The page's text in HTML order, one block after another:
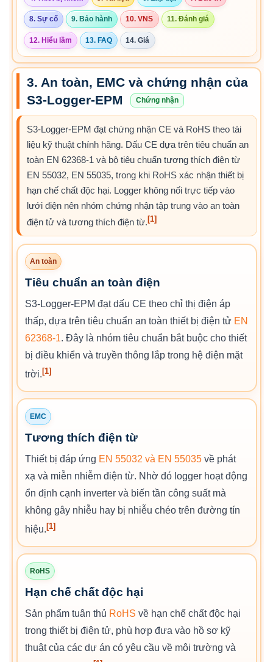
8. Sự cố 9. Bảo hành 10. VNS 11. Đánh giá
12. Hiểu lầm 13. FAQ 14. Giá
3. An toàn, EMC và chứng nhận của
S3-Logger-EPM
Chứng nhận
S3-Logger-EPM đạt chứng nhận CE và RoHS theo tài
liệu kỹ thuật chính hãng. Dấu CE dựa trên tiêu chuẩn an
toàn EN 62368-1 và bộ tiêu chuẩn tương thích điện từ
EN 55032, EN 55035, trong khi RoHS xác nhận thiết bị
hạn chế chất độc hại. Logger không nối trực tiếp vào
lưới điện nên nhóm chứng nhận tập trung vào an toàn
điện tử và tương thích điện từ. [1]
An toàn
Tiêu chuẩn an toàn điện
S3-Logger-EPM đạt dấu CE theo chỉ thị điện áp
thấp, dựa trên tiêu chuẩn an toàn thiết bị điện tử EN
62368-1. Đây là nhóm tiêu chuẩn bắt buộc cho thiết
bị điều khiển và truyền thông lắp trong hệ điện mặt
trời. [1]
EMC
Tương thích điện từ
Thiết bị đáp ứng EN 55032 và EN 55035 về phát
xạ và miễn nhiễm điện từ. Nhờ đó logger hoạt động
ổn định cạnh inverter và biến tần công suất mà
không gây nhiễu hay bị nhiễu chéo trên đường tín
hiệu. [1]
RoHS
Hạn chế chất độc hại
Sản phẩm tuân thủ RoHS về hạn chế chất độc hại
trong thiết bị điện tử, phù hợp đưa vào hồ sơ kỹ
thuật của các dự án có yêu cầu về môi trường và